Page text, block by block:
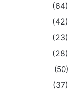
(64)
(42)
(23)
(28)
(50)
(37)